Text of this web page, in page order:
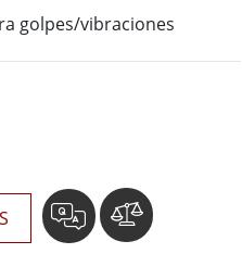
de Acero Inoxidable
de Acero Inoxidable
golpes/vibraciones